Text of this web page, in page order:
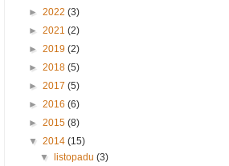
► 2022 (3)
► 2021 (2)
► 2019 (2)
► 2018 (5)
► 2017 (5)
► 2016 (6)
► 2015 (8)
▼ 2014 (15)
▼listopadu(3)